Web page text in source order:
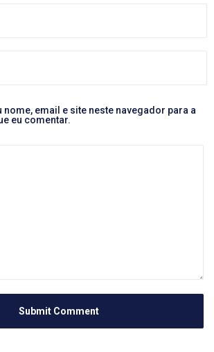
nome, email e site neste navegador para a
eu comentar.